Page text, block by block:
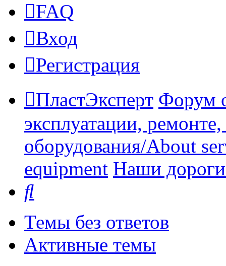
FAQ
Вход
Регистрация
ПластЭксперт Форум
эксплуатации,
оборудования/About
equipment Наши
Темы без ответов
Активные темы